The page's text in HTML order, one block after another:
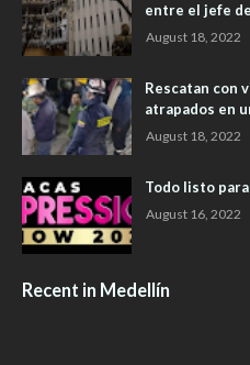
entre el jefe
August 18, 2022
Rescatan con
atrapados en
August 18, 2022
Todo listo
August 16, 2022
Recent in Medellín